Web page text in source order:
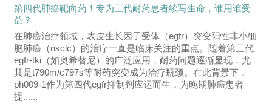
第四代肺癌靶向药！专为三代耐药患者续写生命，谁用谁受
益？
在肺癌治疗领域，表皮生长因子受体（egfr）突变阳性非小细
胞肺癌（nsclc）的治疗一直是临床关注的重点。随着第三代
egfr-tki（如奥希替尼）的广泛应用，耐药问题逐渐显现，尤
其是t790m/c797s等耐药突变成为治疗瓶颈。在此背景下，
ph009-1作为第四代egfr抑制剂应运而生，为晚期肺癌患者
提......